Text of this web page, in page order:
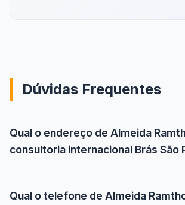
Dúvidas Frequentes
Qual o endereço de Almeida
consultoria internacional Brás São
Qual o telefone de Almeida